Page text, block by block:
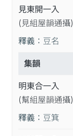
見東開一入
(見組屋韻通攝)
釋義： 豆名
集韻
明東合一入
(幫組屋韻通攝)
釋義： 豆箕